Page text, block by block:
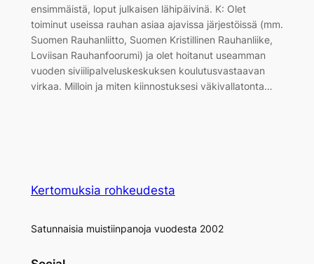
ensimmäistä, loput julkaisen lähipäivinä. K: Olet
toiminut useissa rauhan asiaa ajavissa järjestöissä (mm.
Suomen Rauhanliitto, Suomen Kristillinen Rauhanliike,
Loviisan Rauhanfoorumi) ja olet hoitanut useamman
vuoden siviilipalveluskeskuksen koulutusvastaavan
virkaa. Milloin ja miten kiinnostuksesi väkivallatonta…
Kertomuksia rohkeudesta
Satunnaisia muistiinpanoja vuodesta 2002